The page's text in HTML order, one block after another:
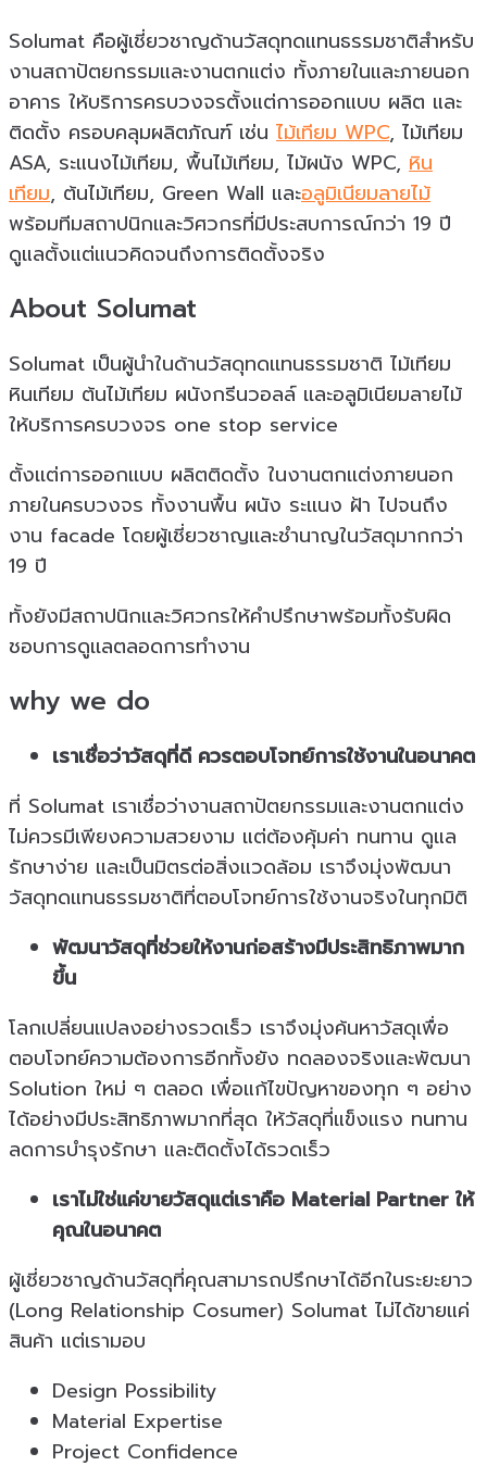
Solumat คือผู้เชี่ยวชาญด้านวัสดุทดแทนธรรมชาติสำหรับ
งานสถาปัตยกรรมและงานตกแต่ง ทั้งภายในและภายนอก
อาคาร ให้บริการครบวงจรตั้งแต่การออกแบบ ผลิต และ
ติดตั้ง ครอบคลุมผลิตภัณฑ์ เช่น ไม้เทียม WPC, ไม้เทียม
ASA, ระแนงไม้เทียม, พื้นไม้เทียม, ไม้ผนัง WPC, หิน
เทียม, ต้นไม้เทียม, Green Wall และอลูมิเนียมลายไม้
พร้อมทีมสถาปนิกและวิศวกรที่มีประสบการณ์กว่า 19 ปี
ดูแลตั้งแต่แนวคิดจนถึงการติดตั้งจริง
About Solumat
Solumat เป็นผู้นำในด้านวัสดุทดเเทนธรรมชาติ ไม้เทียม
หินเทียม ต้นไม้เทียม ผนังกรีนวอลล์ เเละอลูมิเนียมลายไม้
ให้บริการครบวงจร one stop service
ตั้งเเต่การออกเเบบ ผลิตติดตั้ง ในงานตกเเต่งภายนอก
ภายในครบวงจร ทั้งงานพื้น ผนัง ระเเนง ฝ้า ไปจนถึง
งาน facade โดยผู้เชี่ยวชาญเเละชำนาญในวัสดุมากกว่า
19 ปี
ทั้งยังมีสถาปนิกเเละวิศวกรให้คำปรึกษาพร้อมทั้งรับผิด
ชอบการดูเเลตลอดการทำงาน
why we do
เราเชื่อว่าวัสดุที่ดี ควรตอบโจทย์การใช้งานในอนาคต
ที่ Solumat เราเชื่อว่างานสถาปัตยกรรมและงานตกแต่ง
ไม่ควรมีเพียงความสวยงาม แต่ต้องคุ้มค่า ทนทาน ดูแล
รักษาง่าย และเป็นมิตรต่อสิ่งแวดล้อม เราจึงมุ่งพัฒนา
วัสดุทดแทนธรรมชาติที่ตอบโจทย์การใช้งานจริงในทุกมิติ
พัฒนาวัสดุที่ช่วยให้งานก่อสร้างมีประสิทธิภาพมาก
ขึ้น
โลกเปลี่ยนแปลงอย่างรวดเร็ว เราจึงมุ่งค้นหาวัสดุเพื่อ
ตอบโจทย์ความต้องการอีกทั้งยัง ทดลองจริงและพัฒนา
Solution ใหม่ ๆ ตลอด เพื่อแก้ไขปัญหาของทุก ๆ อย่าง
ได้อย่างมีประสิทธิภาพมากที่สุด ให้วัสดุที่แข็งแรง ทนทาน
ลดการบำรุงรักษา และติดตั้งได้รวดเร็ว
เราไม่ใช่แค่ขายวัสดุแต่เราคือ Material Partner ให้
คุณในอนาคต
ผู้เชี่ยวชาญด้านวัสดุที่คุณสามารถปรึกษาได้อีกในระยะยาว
(Long Relationship Cosumer) Solumat ไม่ได้ขายแค่
สินค้า แต่เรามอบ
Design Possibility
Material Expertise
Project Confidence